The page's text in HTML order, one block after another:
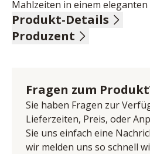
Mahlzeiten in einem eleganten
Produkt-Details
Ausführung anthrazit, Keramik
Produzent
E-Mail-Adresse:
UID (Umsatzsteuer-
814860209
Fragen zum
Sie haben Fragen zur
Lieferzeiten, Preis, oder
Sie uns einfach eine
wir melden uns so schnell